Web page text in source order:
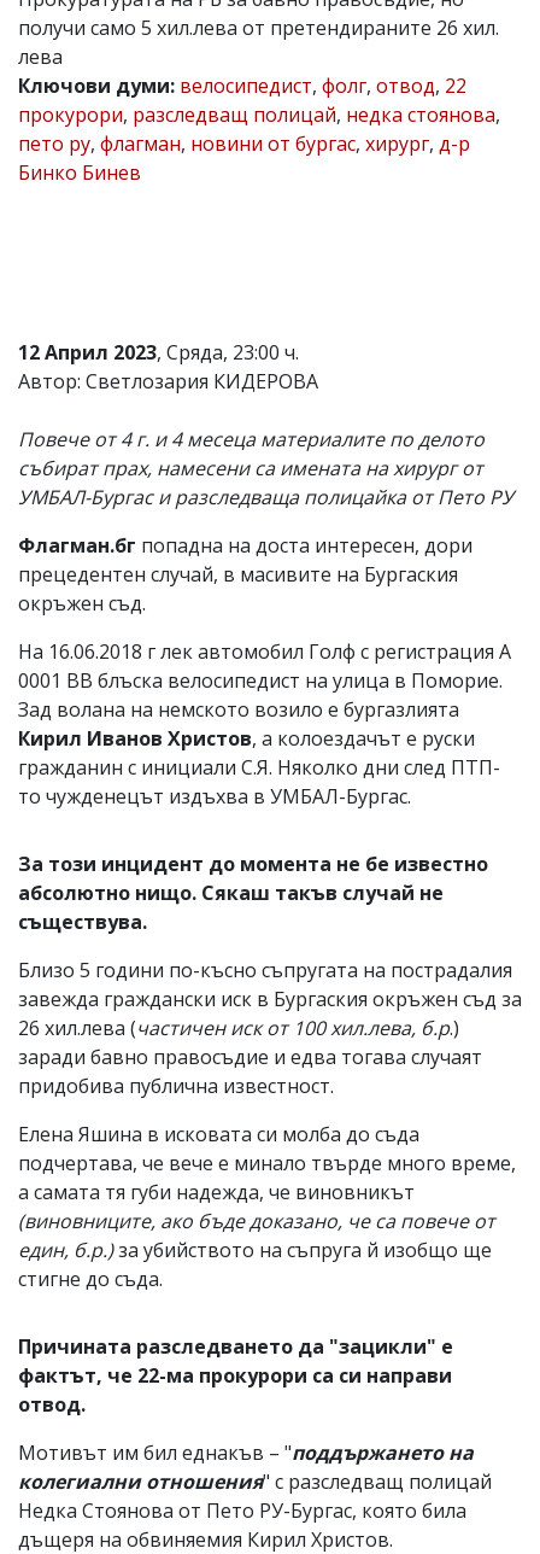
Коментарите
статиите
се
въвеждат
читателите
и
откриете
обиден
за
коментар,
моля
сигнализирайте
ни!
получи само 5 хил.лева от претендираните 26 хил.
лева
Ключови думи: велосипедист, фолг, отвод, 22
прокурори, разследващ полицай, недка стоянова,
пето ру, флагман, новини от бургас, хирург, д-р
Бинко Бинев
12 Април 2023, Сряда, 23:00 ч.
Автор: Светлозария КИДЕРОВА
Повече от 4 г. и 4 месеца материалите по делото
събират прах, намесени са имената на хирург от
УМБАЛ-Бургас и разследваща полицайка от Пето РУ
Флагман.бг попадна на доста интересен, дори
прецедентен случай, в масивите на Бургаския
окръжен съд.
На 16.06.2018 г лек автомобил Голф с регистрация А
0001 ВВ блъска велосипедист на улица в Поморие.
Зад волана на немското возило е бургазлията
Кирил Иванов Христов, а колоездачът е руски
гражданин с инициали С.Я. Няколко дни след ПТП-
то чужденецът издъхва в УМБАЛ-Бургас.
За този инцидент до момента не бе известно
абсолютно нищо. Сякаш такъв случай не
съществува.
Близо 5 години по-късно съпругата на пострадалия
завежда граждански иск в Бургаския окръжен съд за
26 хил.лева (частичен иск от 100 хил.лева, б.р.)
заради бавно правосъдие и едва тогава случаят
придобива публична известност.
Елена Яшина в исковата си молба до съда
подчертава, че вече е минало твърде много време,
а самата тя губи надежда, че виновникът
(виновниците, ако бъде доказано, че са повече от
един, б.р.)за убийството на съпруга й изобщо ще
стигне до съда.
Причината разследването да "зацикли" е
фактът, че 22-ма прокурори са си направи
отвод.
Мотивът им бил еднакъв – "поддържането на
колегиални отношения" с разследващ полицай
Недка Стоянова от Пето РУ-Бургас, която била
дъщеря на обвиняемия Кирил Христов.